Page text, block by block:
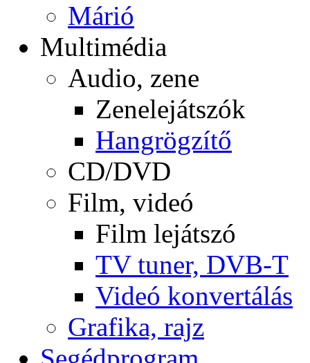
Márió
Multimédia
Audio, zene
Zenelejátszók
Hangrögzítő
CD/DVD
Film, videó
Film lejátszó
TV tuner, DVB-T
Videó konvertálás
Grafika, rajz